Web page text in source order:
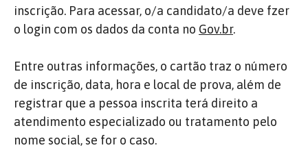
inscrição. Para acessar, o/a candidato/a deve fzer
o login com os dados da conta no Gov.br.
Entre outras informações, o cartão traz o número
de inscrição, data, hora e local de prova, além de
registrar que a pessoa inscrita terá direito a
atendimento especializado ou tratamento pelo
nome social, se for o caso.